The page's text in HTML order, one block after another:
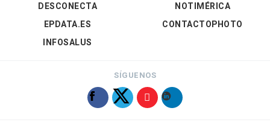
DESCONECTA
EPDATA.ES
INFOSALUS
NOTIMÉRICA
CONTACTOPHOTO
SÍGUENOS